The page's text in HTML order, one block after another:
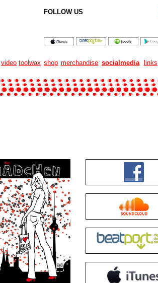
FOLLOW US
video toolwax shop merchandise socialmedia links